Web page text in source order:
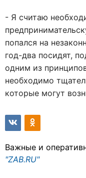
- Я считаю
попался на
год-два посидят,
одним из
необходимо
которые могут
Важные и
"ZAB.RU"